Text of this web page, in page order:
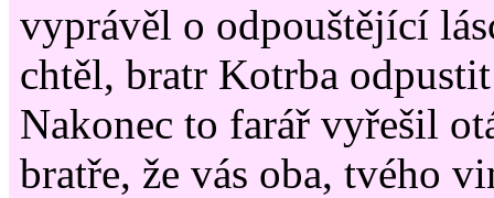
vyprávěl o odpouštějící
chtěl, bratr Kotrba
Nakonec to farář vyřešil
bratře, že vás oba, tvého